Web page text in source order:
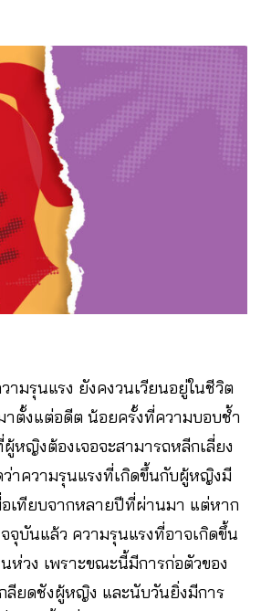
ามรุนแรง ยังคงวนเวียนอยู่ในชีวิต
าตั้งแต่อดีต น้อยครั้งที่ความบอบช้ำ
หญิงต้องเจอจะสามารถหลีกเลี่ยง
าความรุนแรงที่เกิดขึ้นกับผู้หญิงมี
อเทียบจากหลายปีที่ผ่านมา แต่หาก
จุบันแล้ว ความรุนแรงที่อาจเกิดขึ้น
วง เพราะขณะนี้มีการก่อตัวของ
ลียดชังผู้หญิง และนับวันยิ่งมีการ